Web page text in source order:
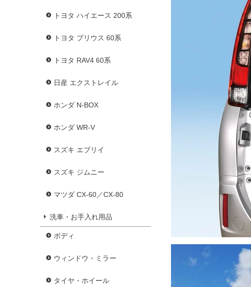
トヨタ ハイエース 200系
トヨタ プリウス 60系
トヨタ RAV4 60系
日産 エクストレイル
ホンダ N-BOX
ホンダ WR-V
スズキ エブリイ
スズキ ジムニー
マツダ CX-60／CX-80
洗車・お手入れ用品
ボディ
ウィンドウ・ミラー
タイヤ・ホイール